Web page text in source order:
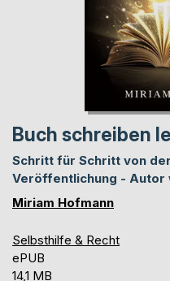
Buch schreiben
Schritt für Schritt von
Veröffentlichung - Autor
Miriam Hofmann
Selbsthilfe & Recht
ePUB
14,1 MB